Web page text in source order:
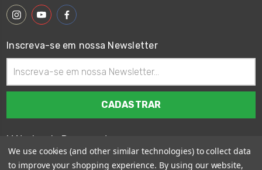
Inscreva-se em nossa Newsletter
de
email
Métodos de Pagamento
We use cookies (and other similar technologies) to collect data
to improve your shopping experience. By using our website,